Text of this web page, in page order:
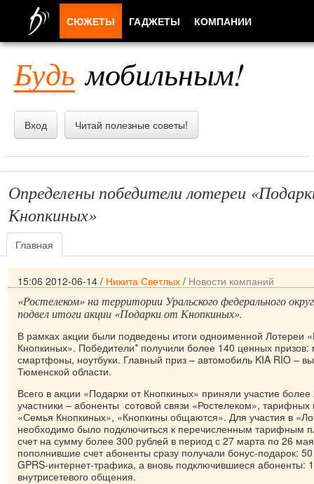
Будь мобильным!
Вход Читай полезные советы!
Определены победители лотереи
Кнопкиных»
Главная
15:06 2012-06-14 / Никита Светлых / Новости компаний
«Ростелеком» на территории Уральского федерального
подвел итоги акции «Подарки от Кнопкиных».
В рамках акции были подведены итоги одноименной Лотереи
Кнопкиных». Победители* получили более 140 ценных
смартфоны, ноутбуки. Главный приз – автомобиль KIA RIO –
Тюменской области.
Всего в акции «Подарки от Кнопкиных» приняли участие
участники – абоненты сотовой связи «Ростелеком»,
«Семья Кнопкиных», «Кнопкины общаются». Для участия в
необходимо было подключиться к перечисленным тарифным
счет на сумму более 300 рублей в период с 27 марта по 26
пополнившие счет абоненты сразу получали бонус-подарок:
GPRS-интернет-трафика, а вновь подключившиеся абоненты:
внутрисетевого общения.
СЮЖЕТЫ ГАДЖЕТЫ КОМПАНИИ
ПРИЛОЖЕНИЯ